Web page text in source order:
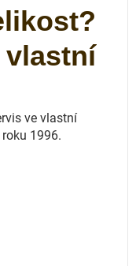
vlastní
ve vlastní
1996.